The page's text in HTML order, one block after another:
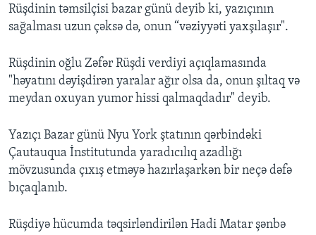
Rüşdinin təmsilçisi bazar günü deyib ki, yazıçının
sağalması uzun çəksə də, onun “vəziyyəti yaxşılaşır".
Rüşdinin oğlu Zəfər Rüşdi verdiyi açıqlamasında
"həyatını dəyişdirən yaralar ağır olsa da, onun şıltaq və
meydan oxuyan yumor hissi qalmaqdadır" deyib.
Yazıçı Bazar günü Nyu York ştatının qərbindəki
Çautauqua İnstitutunda yaradıcılıq azadlığı
mövzusunda çıxış etməyə hazırlaşarkən bir neçə dəfə
bıçaqlanıb.
Rüşdiyə hücumda təqsirləndirilən Hadi Matar şənbə